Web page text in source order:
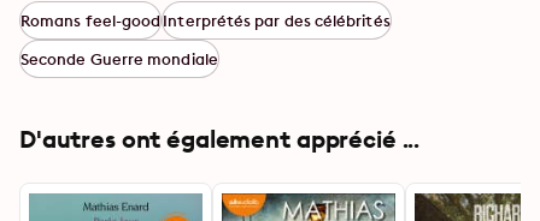
Romans feel-goodInterprétés par des célébrités
Seconde Guerre mondiale
D'autres ont également apprécié ...